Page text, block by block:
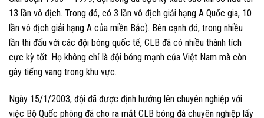
13 lần vô địch. Trong đó, có 3 lần vô địch giải hạng A Quốc gia, 10
lần vô địch giải hạng A của miền Bắc). Bên cạnh đó, trong nhiều
lần thi đấu với các đội bóng quốc tế, CLB đã có nhiều thành tích
cực kỳ tốt. Họ không chỉ là đội bóng mạnh của Việt Nam mà còn
gây tiếng vang trong khu vực.
Ngày 15/1/2003, đội đã được định hướng lên chuyên nghiệp với
việc Bộ Quốc phòng đã cho ra mắt CLB bóng đá chuyên nghiệp lấy